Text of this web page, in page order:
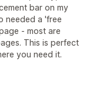
bar on my
needed a 'free
- most are
This is perfect
you need it.